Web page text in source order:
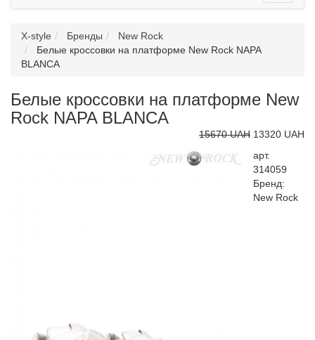
X-style Бренды
New Rock
Белые кроссовки на платформе New Rock NAPA
BLANCA
Белые кроссовки на платформе New
Rock NAPA BLANCA
15670 UAH 13320 UAH
арт.
314059
Бренд:
New Rock